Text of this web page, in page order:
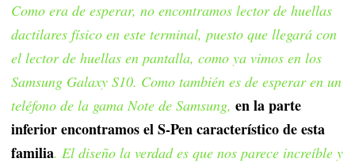
Como era de esperar, no encontramos lector de huellas
dactilares físico en este terminal, puesto que llegará con
el lector de huellas en pantalla, como ya vimos en los
Samsung Galaxy S10. Como también es de esperar en un
teléfono de la gama Note de Samsung, en la parte
inferior encontramos el S-Pen característico de esta
familia. El diseño la verdad es que nos parece increíble y